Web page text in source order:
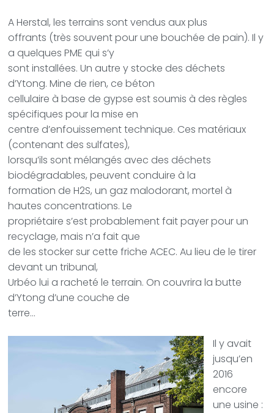
A Herstal, les terrains sont vendus aux plus
offrants (très souvent pour une bouchée de pain). Il y
a quelques PME qui s’y
sont installées. Un autre y stocke des déchets
d’Ytong. Mine de rien, ce béton
cellulaire à base de gypse est soumis à des règles
spécifiques pour la mise en
centre d’enfouissement technique. Ces matériaux
(contenant des sulfates),
lorsqu’ils sont mélangés avec des déchets
biodégradables, peuvent conduire à la
formation de H2S, un gaz malodorant, mortel à
hautes concentrations. Le
propriétaire s’est probablement fait payer pour un
recyclage, mais n’a fait que
de les stocker sur cette friche ACEC. Au lieu de le tirer
devant un tribunal,
Urbéo lui a racheté le terrain. On couvrira la butte
d’Ytong d’une couche de
terre…
Il y avait
jusqu’en
2016
encore
une usine :